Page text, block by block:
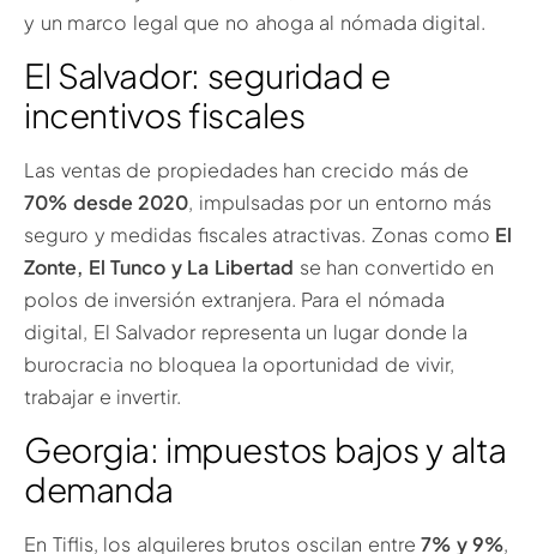
y un marco legal que no ahoga al nómada digital.
El Salvador: seguridad e
incentivos fiscales
Las ventas de propiedades han crecido más de
70% desde 2020, impulsadas por un entorno más
seguro y medidas fiscales atractivas. Zonas como El
Zonte, El Tunco y La Libertad se han convertido en
polos de inversión extranjera. Para el nómada
digital, El Salvador representa un lugar donde la
burocracia no bloquea la oportunidad de vivir,
trabajar e invertir.
Georgia: impuestos bajos y alta
demanda
En Tiflis, los alquileres brutos oscilan entre7% y 9%,